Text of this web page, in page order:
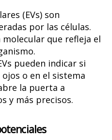
(EVs) son
por las células.
que refleja el
pueden indicar si
o en el sistema
la puerta a
y más precisos.